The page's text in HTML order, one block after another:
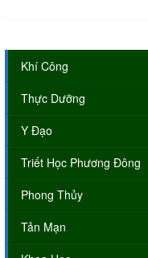
Khí Công
Thực Dưỡng
Y Đạo
Triết Học Phương Đông
Phong Thủy
Tản Mạn